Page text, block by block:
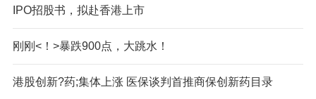
IPO招股书，拟赴香港上市
刚刚<！>暴跌900点，大跳水！
港股创新?药;集体上涨 医保谈判首推商保创新药目录